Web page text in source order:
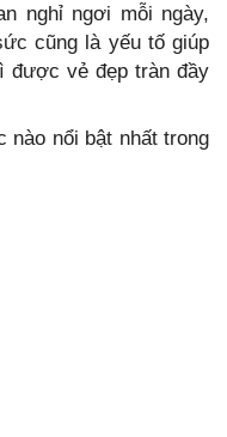
nghỉ ngơi mỗi ngày,
cũng là yếu tố giúp
được vẻ đẹp tràn đầy
nào nổi bật nhất trong